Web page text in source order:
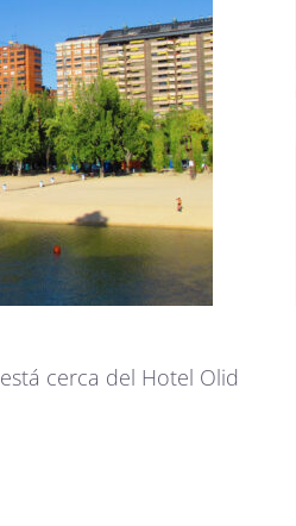
cerca del Hotel Olid